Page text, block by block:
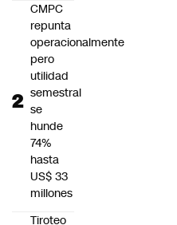
CMPC
repunta
operacionalmente
pero
utilidad
semestral
se
hunde
74%
hasta
US$ 33
millones
Tiroteo